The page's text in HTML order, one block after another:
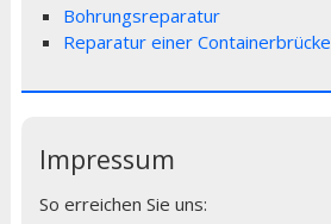
Bohrungsreparatur
Reparatur einer Containerbrücke
Impressum
So erreichen Sie uns: